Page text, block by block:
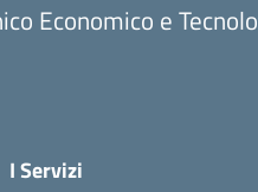
Economico e
I Servizi